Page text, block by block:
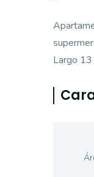
Largo 13